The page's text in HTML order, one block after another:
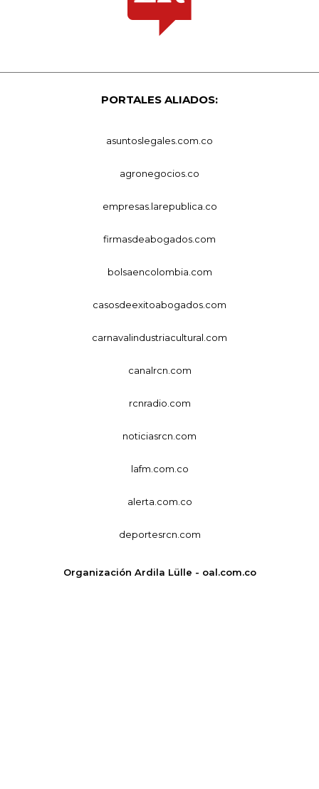
PORTALES ALIADOS:
asuntoslegales.com.co
agronegocios.co
empresas.larepublica.co
firmasdeabogados.com
bolsaencolombia.com
casosdeexitoabogados.com
carnavalindustriacultural.com
canalrcn.com
rcnradio.com
noticiasrcn.com
lafm.com.co
alerta.com.co
deportesrcn.com
Organización Ardila Lülle - oal.com.co